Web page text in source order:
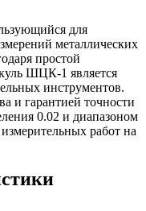
для
металлических
простой
ШЦК-1 является
инструментов.
и гарантией точности
0.02 и диапазоном
работ на